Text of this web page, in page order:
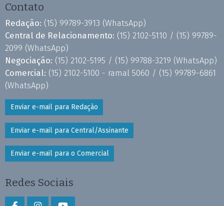
Contato
Redação: (15) 99789-3913 (WhatsApp)
Central de Relacionamento: (15) 2102-5110 / (15) 99789-
2099 (WhatsApp)
Negociação: (15) 2102-5195 / (15) 99788-3219 (WhatsApp)
Comercial: (15) 2102-5100 - ramal 5060 / (15) 99789-6861
(WhatsApp)
Enviar e-mail para Redação
Enviar e-mail para Central/Assinante
Enviar e-mail para o Comercial
Redes Sociais